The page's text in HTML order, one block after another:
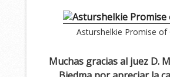
Asturshelkie Promise of
Muchas gracias al juez D.